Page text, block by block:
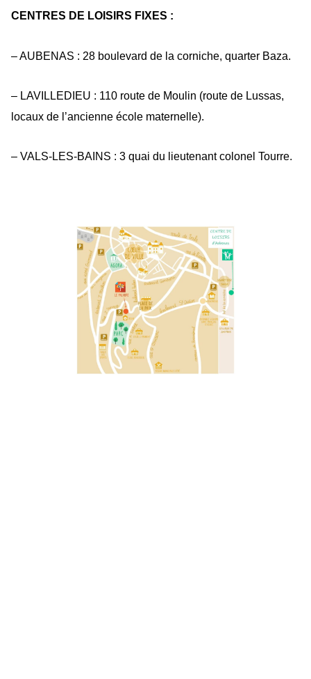
CENTRES DE LOISIRS FIXES :
– AUBENAS : 28 boulevard de la corniche, quarter Baza.
– LAVILLEDIEU : 110 route de Moulin (route de Lussas,
locaux de l’ancienne école maternelle).
– VALS-LES-BAINS : 3 quai du lieutenant colonel Tourre.